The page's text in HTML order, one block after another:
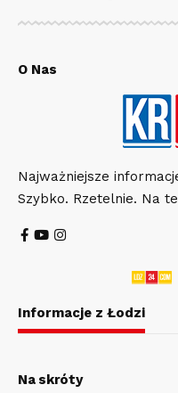
O Nas
Najważniejsze
Szybko. Rzetelnie. Na
Informacje z Łodzi
Na skróty